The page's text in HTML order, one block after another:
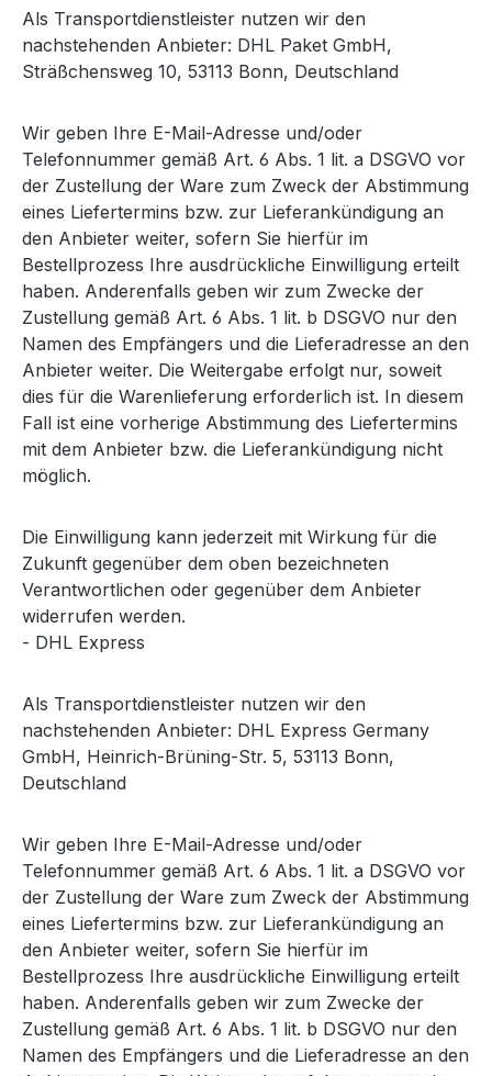
Als Transportdienstleister nutzen wir den
nachstehenden Anbieter: DHL Paket GmbH,
Sträßchensweg 10, 53113 Bonn, Deutschland
Wir geben Ihre E-Mail-Adresse und/oder
Telefonnummer gemäß Art. 6 Abs. 1 lit. a DSGVO vor
der Zustellung der Ware zum Zweck der Abstimmung
eines Liefertermins bzw. zur Lieferankündigung an
den Anbieter weiter, sofern Sie hierfür im
Bestellprozess Ihre ausdrückliche Einwilligung erteilt
haben. Anderenfalls geben wir zum Zwecke der
Zustellung gemäß Art. 6 Abs. 1 lit. b DSGVO nur den
Namen des Empfängers und die Lieferadresse an den
Anbieter weiter. Die Weitergabe erfolgt nur, soweit
dies für die Warenlieferung erforderlich ist. In diesem
Fall ist eine vorherige Abstimmung des Liefertermins
mit dem Anbieter bzw. die Lieferankündigung nicht
möglich.
Die Einwilligung kann jederzeit mit Wirkung für die
Zukunft gegenüber dem oben bezeichneten
Verantwortlichen oder gegenüber dem Anbieter
widerrufen werden.
- DHL Express
Als Transportdienstleister nutzen wir den
nachstehenden Anbieter: DHL Express Germany
GmbH, Heinrich-Brüning-Str. 5, 53113 Bonn,
Deutschland
Wir geben Ihre E-Mail-Adresse und/oder
Telefonnummer gemäß Art. 6 Abs. 1 lit. a DSGVO vor
der Zustellung der Ware zum Zweck der Abstimmung
eines Liefertermins bzw. zur Lieferankündigung an
den Anbieter weiter, sofern Sie hierfür im
Bestellprozess Ihre ausdrückliche Einwilligung erteilt
haben. Anderenfalls geben wir zum Zwecke der
Zustellung gemäß Art. 6 Abs. 1 lit. b DSGVO nur den
Namen des Empfängers und die Lieferadresse an den